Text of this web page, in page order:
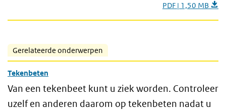
PDF | 1,50 MB
Gerelateerde onderwerpen
Tekenbeten
Van een tekenbeet kunt u ziek worden. Controleer
uzelf en anderen daarom op tekenbeten nadat u